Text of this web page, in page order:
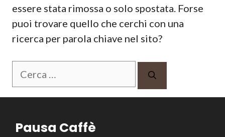
essere stata rimossa o solo spostata. Forse
puoi trovare quello che cerchi con una
ricerca per parola chiave nel sito?
Ricerca
Pausa Caffè